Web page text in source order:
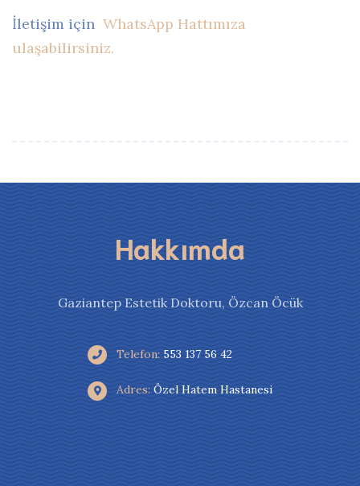
İletişim için WhatsApp Hattımıza
ulaşabilirsiniz.
Hakkımda
Gaziantep Estetik Doktoru, Özcan Öcük
Telefon: 553 137 56 42
Adres:Özel Hatem Hastanesi